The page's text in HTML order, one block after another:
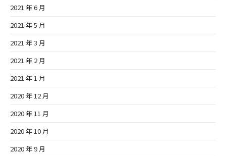
2021 年 6 月
2021 年 5 月
2021 年 3 月
2021 年 2 月
2021 年 1 月
2020 年 12 月
2020 年 11 月
2020 年 10 月
2020 年 9 月